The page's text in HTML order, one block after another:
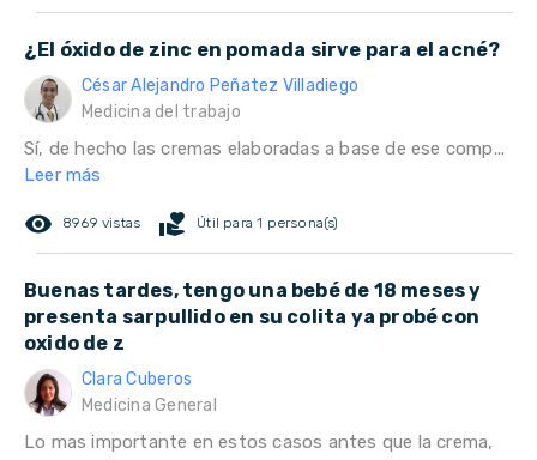
¿El óxido de zinc en pomada sirve para el acné?
César Alejandro Peñatez Villadiego
Medicina del trabajo
Sí, de hecho las cremas elaboradas a base de ese comp...
Leer más
remove_red_eye 8969 vistas volunteer_activism Útil para 1 persona(s)
Buenas tardes, tengo una bebé de 18 meses y
presenta sarpullido en su colita ya probé con
oxido de z
Clara Cuberos
Medicina General
Lo mas importante en estos casos antes que la crema,